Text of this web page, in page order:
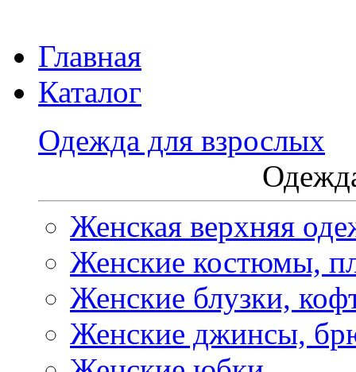
Главная
Каталог
Одежда для взрослых
Женская верхняя
Женские костюмы,
Женские блузки,
Женские джинсы,